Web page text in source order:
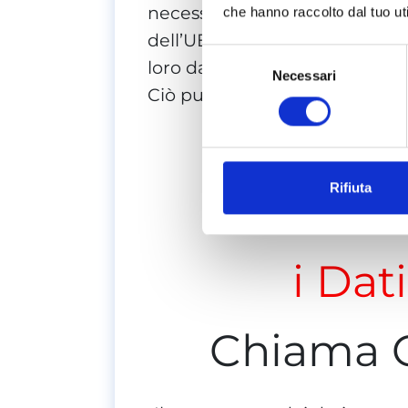
che hanno raccolto dal tuo
del
consenso
Necessari
Rifiuta
necessario identificare il
dell’UE abbiano il diritto di
loro dati personali siano stati
Ciò può includere:
i
Chiama